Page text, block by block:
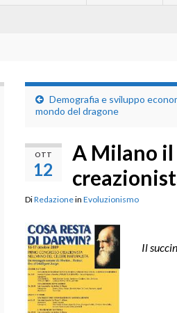
Demografia e sviluppo
mondo del dragone
OTT
12
A Milano il
DiRedazionein Evoluzionismo
Il